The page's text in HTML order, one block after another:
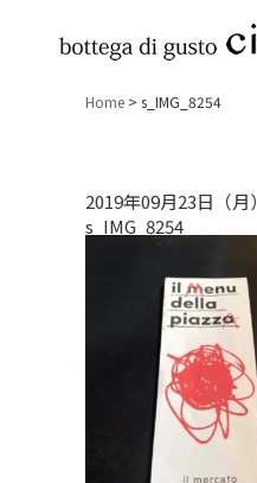
Home > s_IMG_8254
2019年09月23日（月）
s_IMG_8254